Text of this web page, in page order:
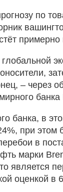
по
примерно
– через
банка, в
при этом
в
марки
является
оценкой в